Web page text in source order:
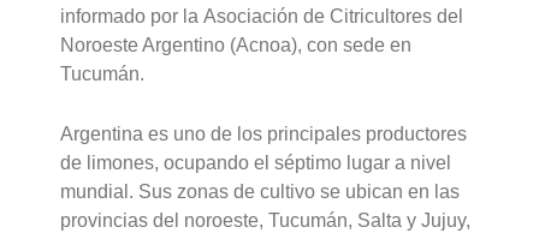
informado por la Asociación de Citricultores del
Noroeste Argentino (Acnoa), con sede en
Tucumán.
Argentina es uno de los principales productores
de limones, ocupando el séptimo lugar a nivel
mundial. Sus zonas de cultivo se ubican en las
provincias del noroeste, Tucumán, Salta y Jujuy,